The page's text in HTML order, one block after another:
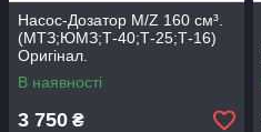
Насос-Дозатор M/Z 160 см³.
(МТЗ;ЮМЗ;Т-40;Т-25;Т-16)
Оригінал.
В наявності
3 750 ₴